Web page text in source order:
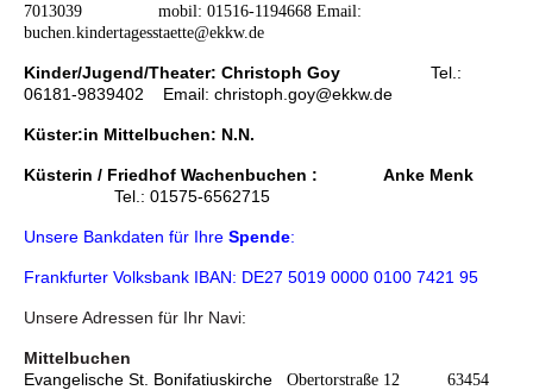
7013039 mobil: 01516-1194668 Email:
buchen.kindertagesstaette@ekkw.de
Kinder/Jugend/Theater: Christoph Goy Tel.:
06181-9839402 Email: christoph.goy@ekkw.de
Küster:in Mittelbuchen: N.N.
Küsterin / Friedhof Wachenbuchen : Anke Menk
Tel.: 01575-6562715
Unsere Bankdaten für Ihre Spende:
Frankfurter Volksbank IBAN: DE27 5019 0000 0100 7421 95
Unsere Adressen für Ihr Navi:
Mittelbuchen
Evangelische St. Bonifatiuskirche Obertorstraße 12 63454